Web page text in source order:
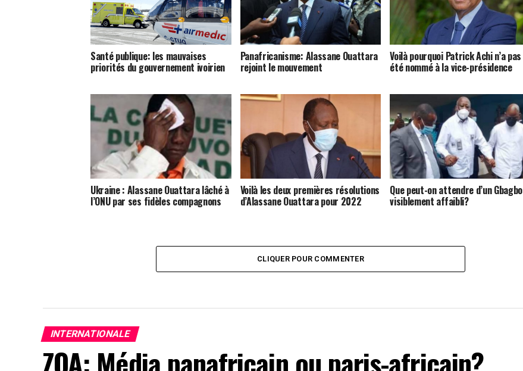
Santé publique: les mauvaises
priorités du gouvernement ivoirien
Panafricanisme: Alassane Ouattara
rejoint le mouvement
Voilà pourquoi Patrick Achi n’a pas
été nommé à la vice-présidence
Ukraine : Alassane Ouattara lâché à
l’ONU par ses fidèles compagnons
Voilà les deux premières résolutions
d’Alassane Ouattara pour 2022
Que peut-on attendre d’un Gbagbo
visiblement affaibli?
CLIQUER POUR COMMENTER
INTERNATIONALE
ZOA: Média panafricain ou paris-africain?